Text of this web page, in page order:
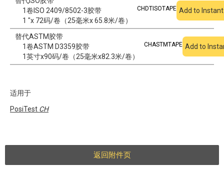
1卷ISO 2409/8502-3胶带
1 "x 72码/卷（25毫米x 65.8米/卷）
CHDTISOTAPE Add to
替代ASTM胶带
1卷ASTM D3359胶带
1英寸x90码/卷（25毫米x82.3米/卷）
CHASTMTAPE Add to
适用于
PosiTest CH
返回附件页